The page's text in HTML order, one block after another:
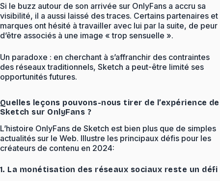
Si le buzz autour de son arrivée sur OnlyFans a accru sa
visibilité, il a aussi laissé des traces. Certains partenaires et
marques ont hésité à travailler avec lui par la suite, de peur
d’être associés à une image « trop sensuelle ».
Un paradoxe : en cherchant à s’affranchir des contraintes
des réseaux traditionnels, Sketch a peut-être limité ses
opportunités futures.
Quelles leçons pouvons-nous tirer de l’expérience de
Sketch sur OnlyFans ?
L’histoire OnlyFans de Sketch est bien plus que de simples
actualités sur le Web. Illustre les principaux défis pour les
créateurs de contenu en 2024:
1. La monétisation des réseaux sociaux reste un défi